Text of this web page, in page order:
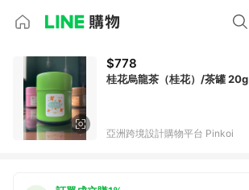
$778
桂花烏龍茶（桂花）/茶罐 20g
亞洲跨境設計購物平台 Pinkoi